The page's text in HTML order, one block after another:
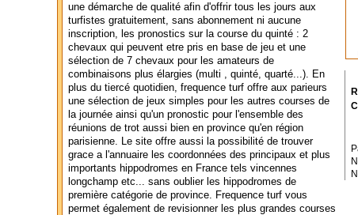
une démarche de qualité afin d'offrir tous les jours aux
turfistes gratuitement, sans abonnement ni aucune
inscription, les pronostics sur la course du quinté : 2
chevaux qui peuvent etre pris en base de jeu et une
sélection de 7 chevaux pour les amateurs de
combinaisons plus élargies (multi , quinté, quarté...). En
plus du tiercé quotidien, frequence turf offre aux parieurs
une sélection de jeux simples pour les autres courses de
la journée ainsi qu'un pronostic pour l'ensemble des
réunions de trot aussi bien en province qu'en région
parisienne. Le site offre aussi la possibilité de trouver
grace a l'annuaire les coordonnées des principaux et plus
importants hippodromes en France tels vincennes
longchamp etc... sans oublier les hippodromes de
première catégorie de province. Frequence turf vous
permet également de revisionner les plus grandes courses